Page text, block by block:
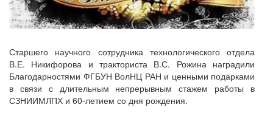
Старшего научного сотрудника технологического отдела
В.Е. Никифорова и тракториста В.С. Рожина наградили
Благодарностями ФГБУН ВолНЦ РАН и ценными подарками
в связи с длительным непрерывным стажем работы в
СЗНИИМЛПХ и 60-летием со дня рождения.